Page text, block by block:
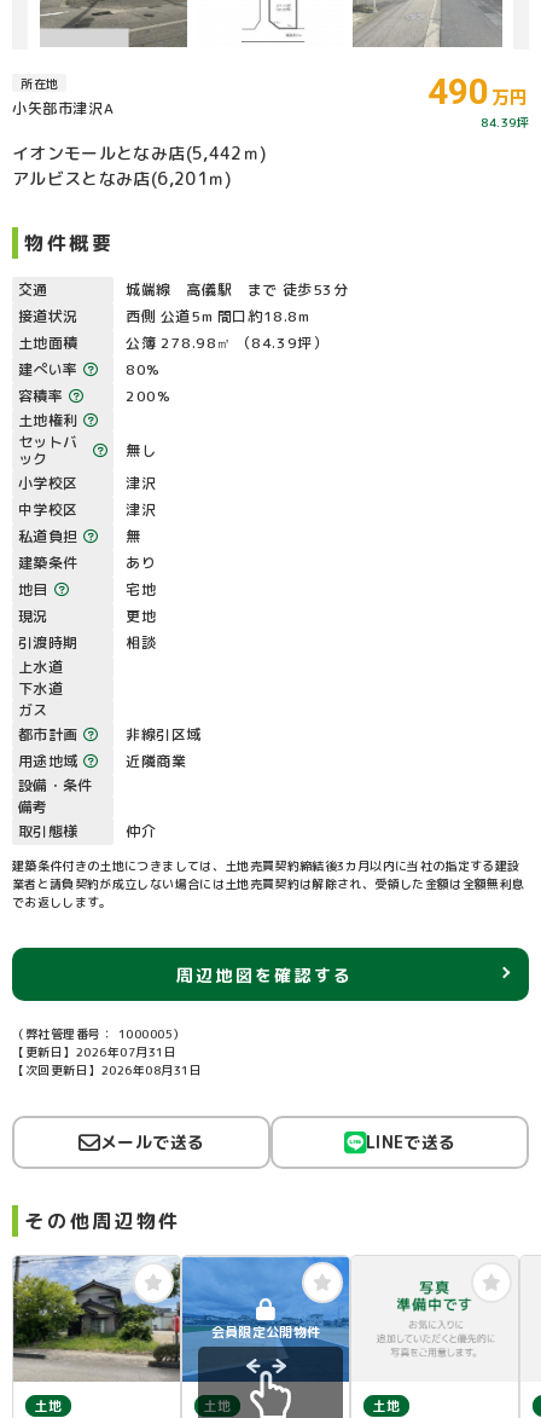
所在地
小矢部市津沢A 490万円
84.39坪
イオンモールとなみ店(5,442ｍ)
アルビスとなみ店(6,201ｍ)
物件概要
交通
城端線 高儀駅 まで 徒歩53分
接道状況
西側 公道5m 間口約18.8m
土地面積
公簿 278.98㎡ （84.39坪）
建ぺい率
80%
容積率
200%
土地権利
セットバ
ック
無し
小学校区
津沢
中学校区
津沢
私道負担
無
建築条件
あり
地目
宅地
現況
更地
引渡時期
相談
上水道
下水道
ガス
都市計画
非線引区域
用途地域
近隣商業
設備・条件
備考
取引態様
仲介
建築条件付きの土地につきましては、土地売買契約締結後3カ月以内に当社の指定する建設
業者と請負契約が成立しない場合には土地売買契約は解除され、受領した金額は全額無利息
でお返しします。
周辺地図を確認する
（弊社管理番号： 1000005）
【更新日】2026年07月31日
【次回更新日】2026年08月31日
メールで送る LINEで送る
その他周辺物件
土地
会員限定公開物件
土地 土地